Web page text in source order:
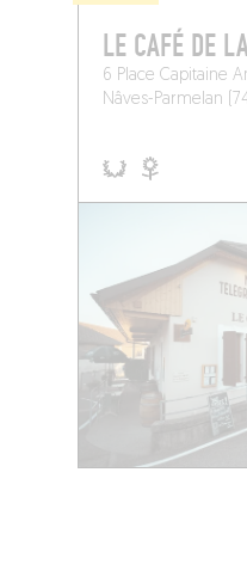
LE CAFÉ DE
6 Place Capitaine
Nâves-Parmelan